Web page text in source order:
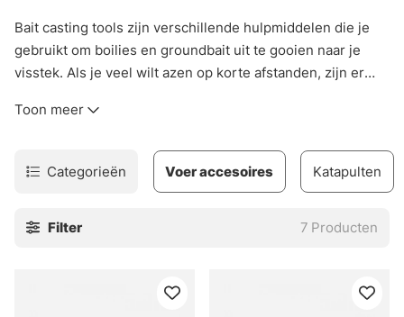
Bait casting tools zijn verschillende hulpmiddelen die je
gebruikt om boilies en groundbait uit te gooien naar je
visstek. Als je veel wilt azen op korte afstanden, zijn er
uit te gooien. Wil je losse boilies uitwerpen zonder een
werpstokken gebruiken. We hebben verschillende
modellen aaswerpers verzameld om je te helpen
en boilies voor je stek!
Toon meer
Categorieën Katapulten
Voer accesoires
Filter 7 Producten